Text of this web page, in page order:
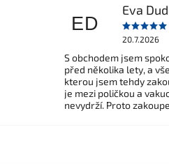
ED
Eva
20.7.2026
S obchodem jsem
před několika lety, a
kterou jsem tehdy
je mezi poličkou a
nevydrží. Proto